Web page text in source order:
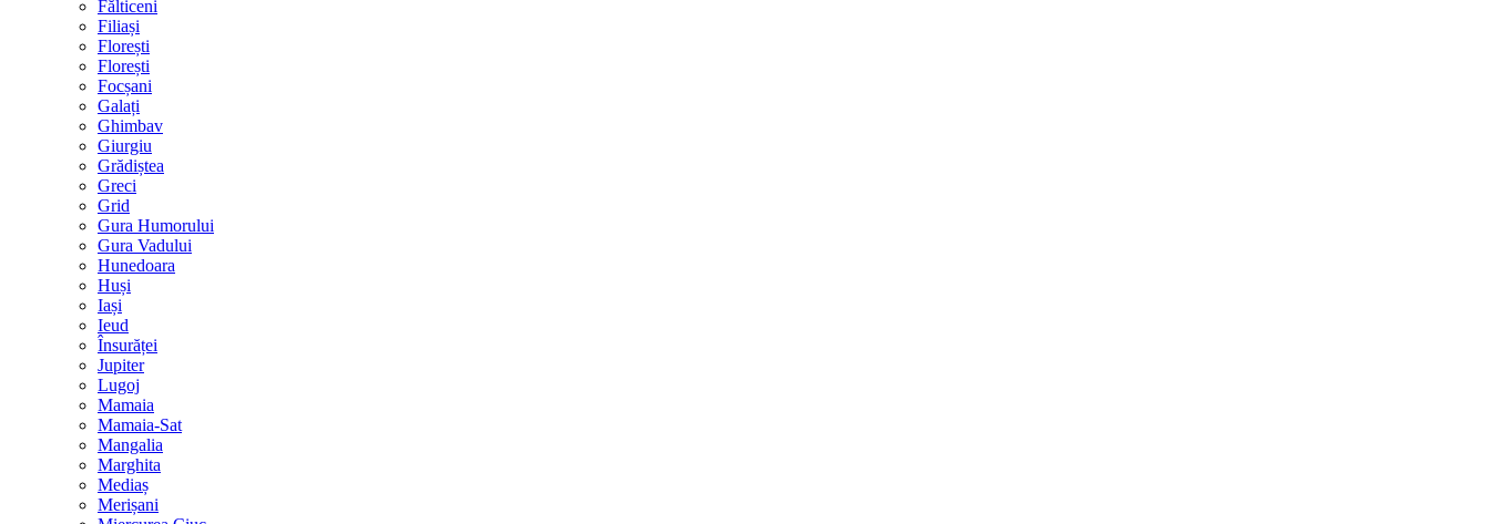
Fălticeni
Filiași
Florești
Florești
Focșani
Galați
Ghimbav
Giurgiu
Grădiștea
Greci
Grid
Gura Humorului
Gura Vadului
Hunedoara
Huși
Iași
Ieud
Însurăței
Jupiter
Lugoj
Mamaia
Mamaia-Sat
Mangalia
Marghita
Mediaș
Merișani